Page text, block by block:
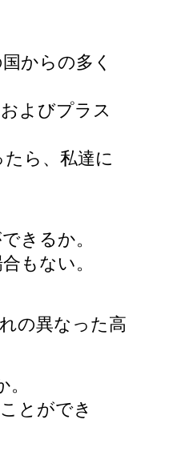
からの多く
よびプラス
ら、私達に
きるか。
もない。
の異なった高
とができ